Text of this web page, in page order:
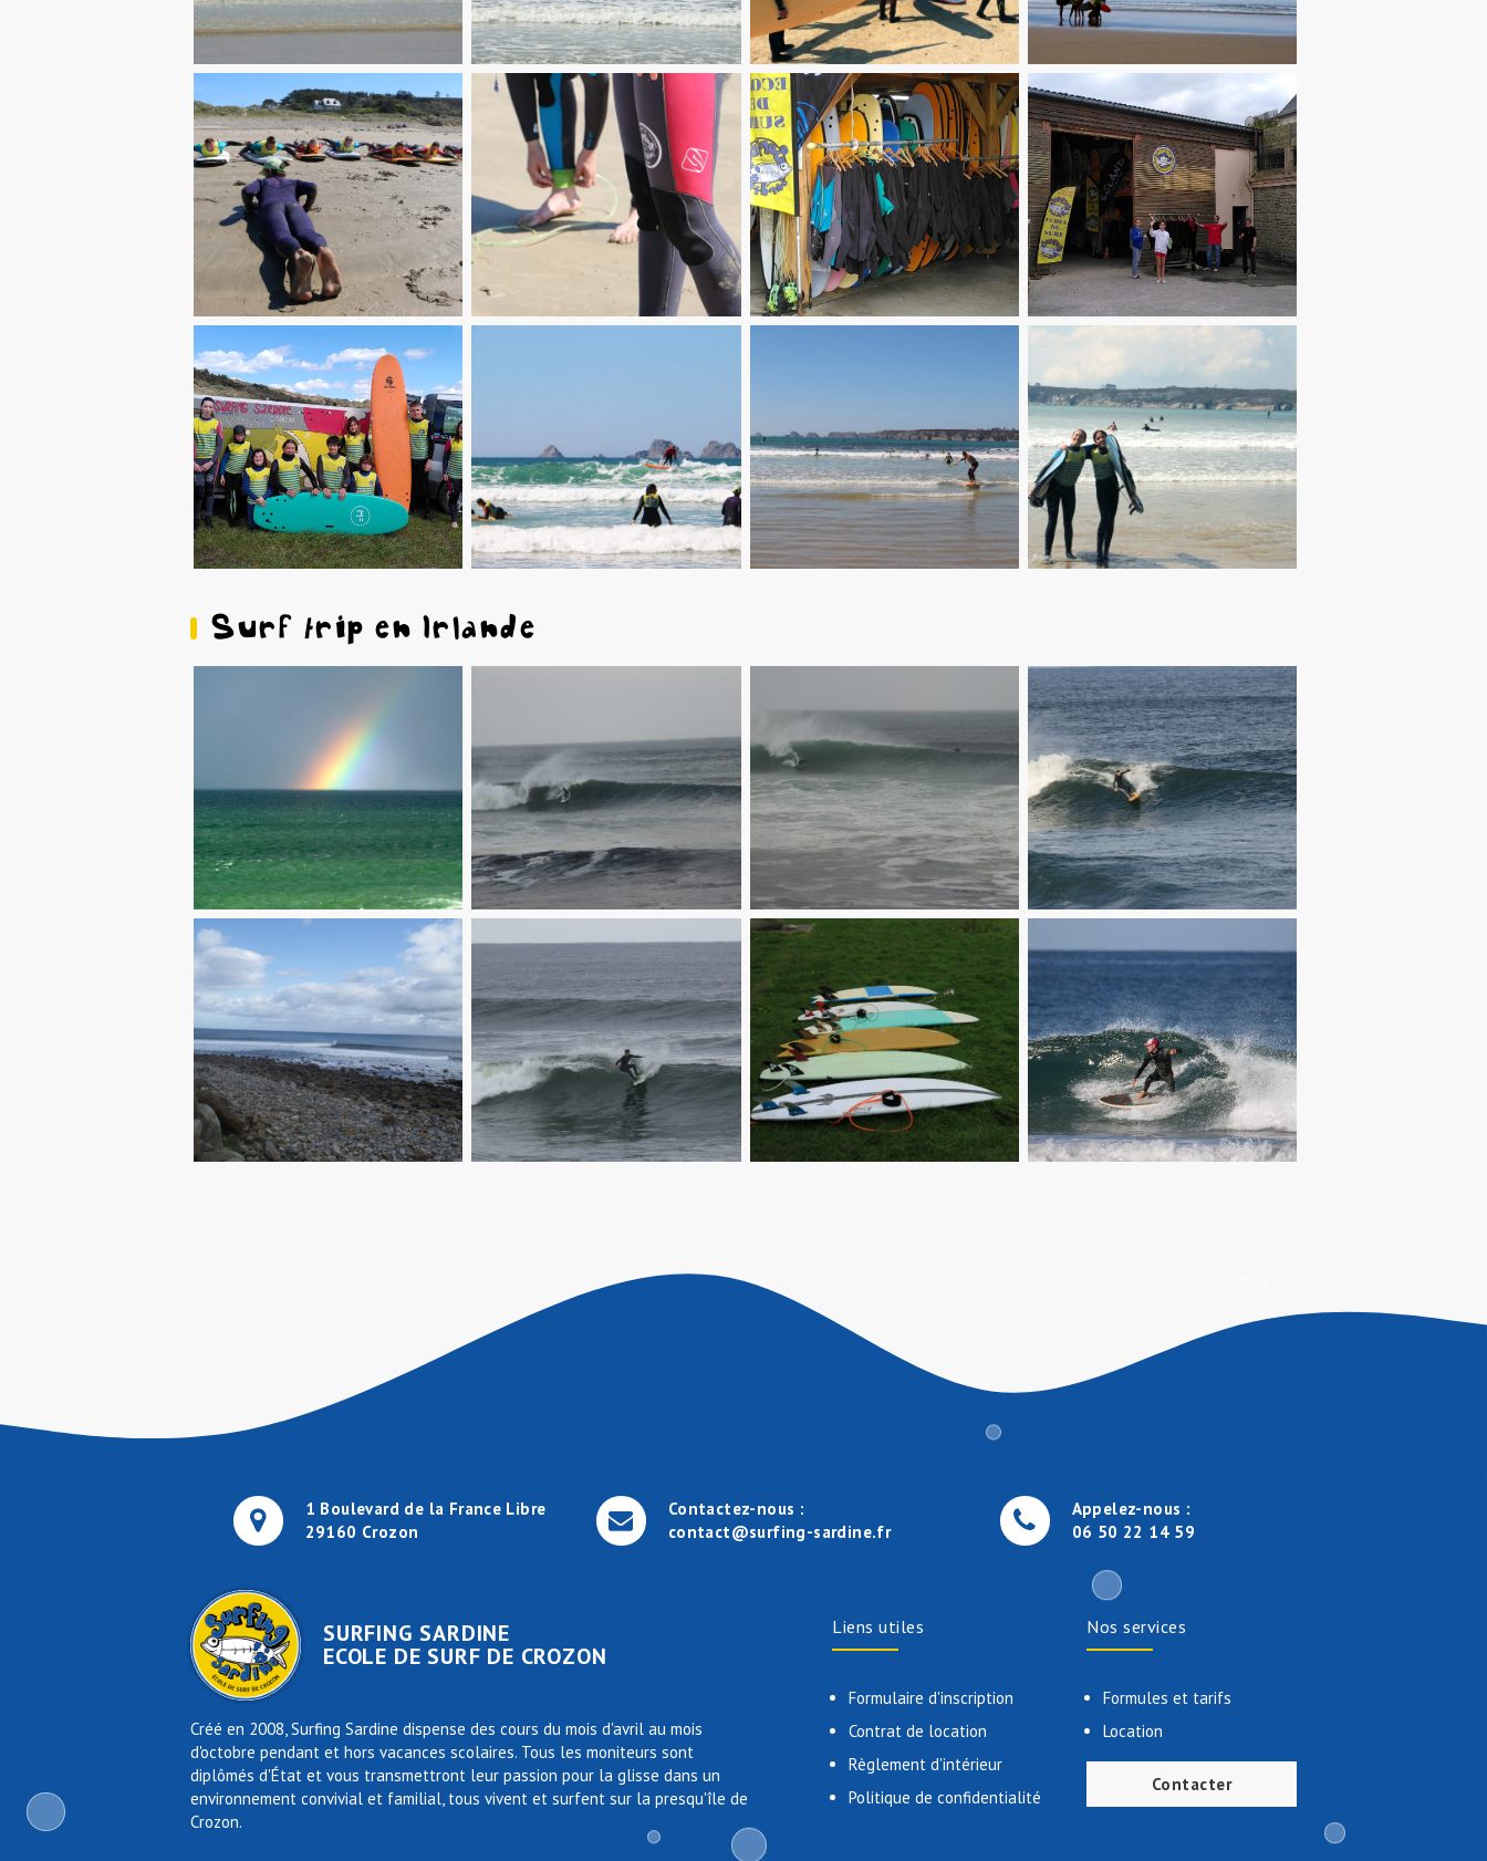
Surf trip en Irlande
1 Boulevard de la France Libre
29160 Crozon
Contactez-nous :
contact@surfing-sardine.fr
Appelez-nous :
06 50 22 14 59
SURFING SARDINE
ECOLE DE SURF DE CROZON
Créé en 2008, Surfing Sardine dispense des cours du mois d'avril au mois
d'octobre pendant et hors vacances scolaires. Tous les moniteurs sont
diplômés d'État et vous transmettront leur passion pour la glisse dans un
environnement convivial et familial, tous vivent et surfent sur la presqu'île de
Crozon.
Liens utiles
Formulaire d'inscription
Contrat de location
Règlement d'intérieur
Politique de confidentialité
Nos services
Formules et tarifs
Location
Contacter
OK, je m'inscris maintenant !